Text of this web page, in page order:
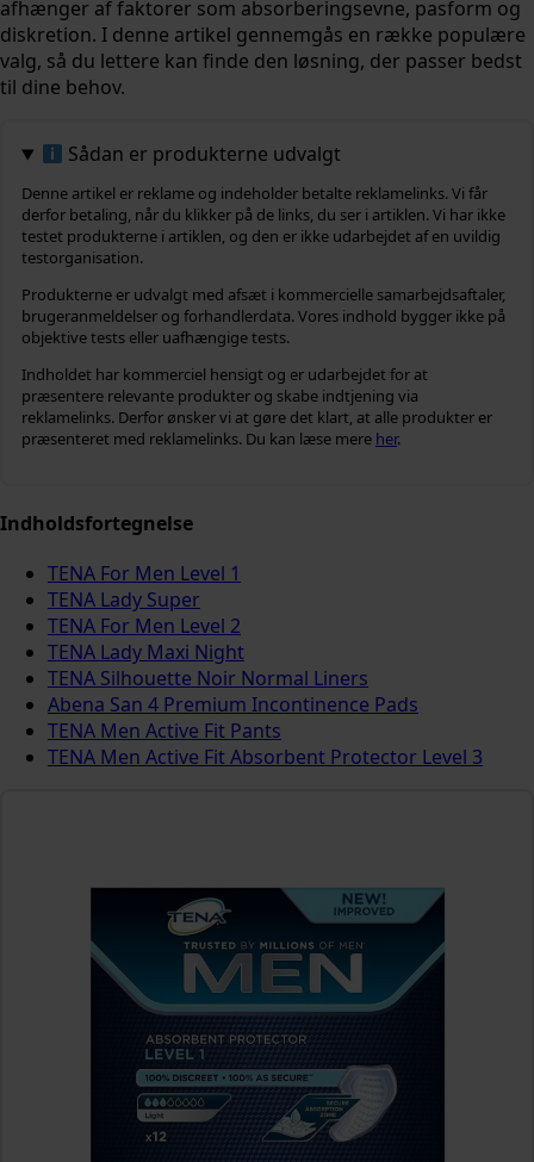
afhænger af faktorer som absorberingsevne, pasform og
diskretion. I denne artikel gennemgås en række populære
valg, så du lettere kan finde den løsning, der passer bedst
til dine behov.
Sådan er produkterne udvalgt
Denne artikel er reklame og indeholder betalte reklamelinks. Vi får
derfor betaling, når du klikker på de links, du ser i artiklen. Vi har ikke
testet produkterne i artiklen, og den er ikke udarbejdet af en uvildig
testorganisation.
Produkterne er udvalgt med afsæt i kommercielle samarbejdsaftaler,
brugeranmeldelser og forhandlerdata. Vores indhold bygger ikke på
objektive tests eller uafhængige tests.
Indholdet har kommerciel hensigt og er udarbejdet for at
præsentere relevante produkter og skabe indtjening via
reklamelinks. Derfor ønsker vi at gøre det klart, at alle produkter er
præsenteret med reklamelinks. Du kan læse mere her.
Indholdsfortegnelse
TENA For Men Level 1
TENA Lady Super
TENA For Men Level 2
TENA Lady Maxi Night
TENA Silhouette Noir Normal Liners
Abena San 4 Premium Incontinence Pads
TENA Men Active Fit Pants
TENA Men Active Fit Absorbent Protector Level 3